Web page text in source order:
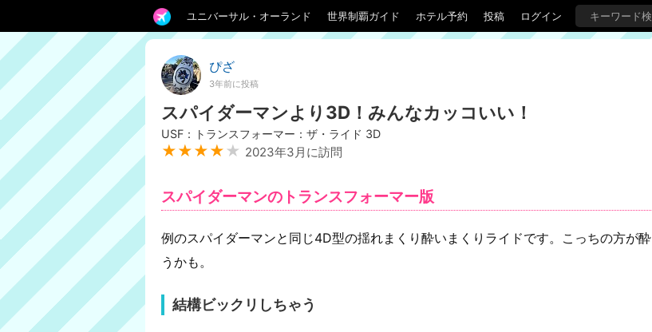
ユニバーサル・オーランド 世界制覇ガイド ホテル予約 投稿 ログイン
ぴざ
3年前に投稿
スパイダーマンより3D！みんなカッコいい！
USF：トランスフォーマー：ザ・ライド 3D
★★★★ ★ 2023年3月に訪問
スパイダーマンのトランスフォーマー版
例のスパイダーマンと同じ4D型の揺れまくり酔いまくりライドです。こっちの方が酔
うかも。
結構ビックリしちゃう